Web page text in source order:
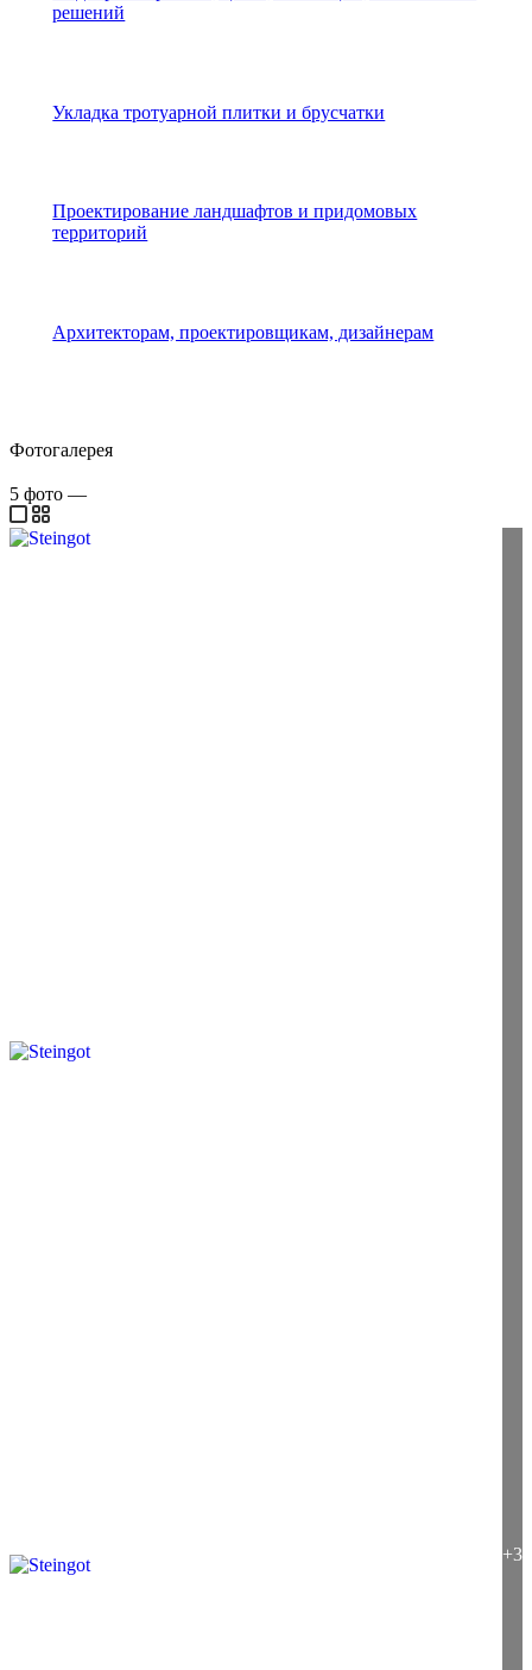
решений
Укладка тротуарной плитки и брусчатки
Проектирование ландшафтов и придомовых
территорий
Архитекторам, проектировщикам, дизайнерам
Фотогалерея
5 фото —